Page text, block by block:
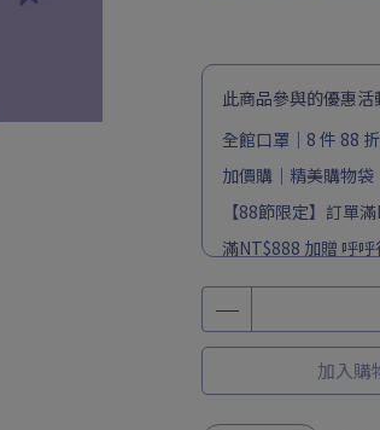
此商品參與的優惠活
全館口罩｜8 件 88 折
加價購｜精美購物袋
【88節限定】訂單
滿NT$888 加贈 呼
滿 NT$ 899 贈 純淨
全館滿NT$1500 送
加入購